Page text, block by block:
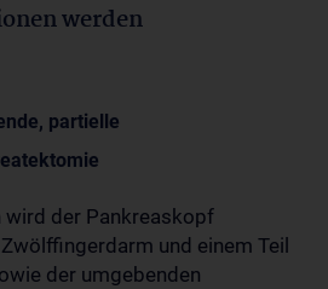
werden
partielle
wird der Pankreaskopf
und einem Teil
der umgebenden